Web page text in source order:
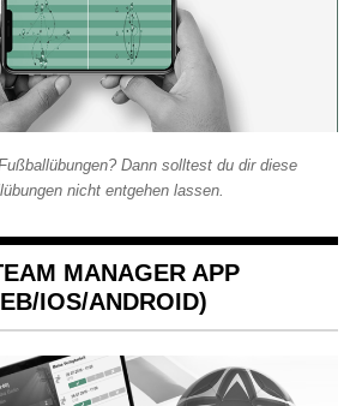
Dann solltest du dir diese
nicht entgehen lassen.
MANAGER APP
IOS/ANDROID)